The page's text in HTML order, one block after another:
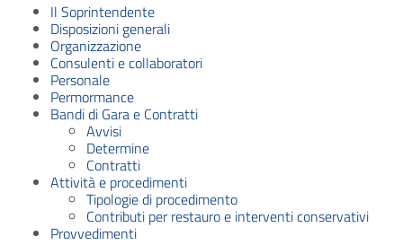
Il Soprintendente
Disposizioni generali
Organizzazione
Consulenti e collaboratori
Personale
Permormance
Bandi di Gara e Contratti
Avvisi
Determine
Contratti
Attività e procedimenti
Tipologie di procedimento
Contributi per restauro e interventi conservativi
Provvedimenti